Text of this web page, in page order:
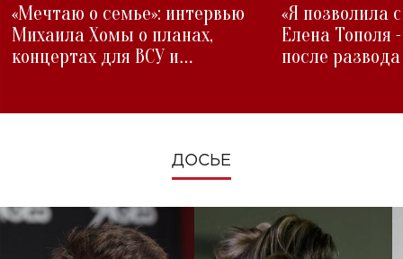
«Мечтаю о семье»: интервью
Михаила Хомы о планах,
концертах для ВСУ и
«Я позволила
Елена Тополя
после развода
ДОСЬЕ